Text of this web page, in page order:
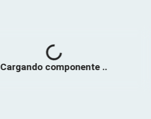
Cargando, por favor espere...
Cargando componente ..